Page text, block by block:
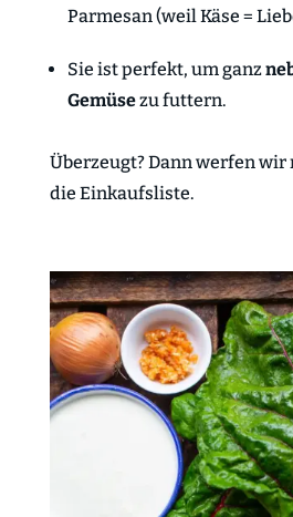
Parmesan (weil Käse =
Sie ist perfekt, um ganz
Gemüsezu futtern.
Überzeugt? Dann werfen wir
die Einkaufsliste.